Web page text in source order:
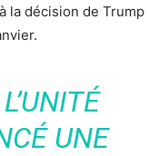
la décision de Trump
UNE